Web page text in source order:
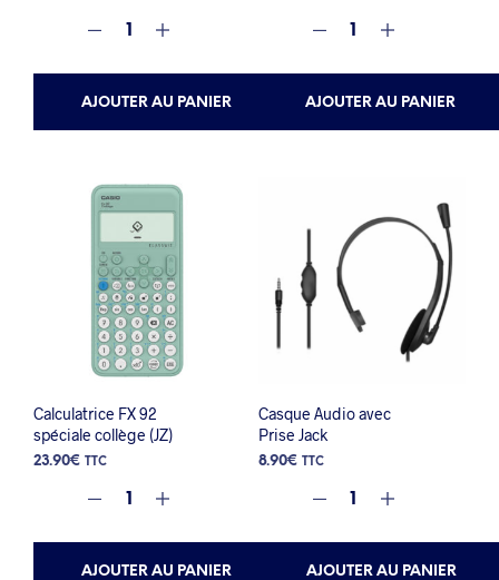
AJOUTER AU PANIER AJOUTER AU PANIER
Calculatrice FX 92
spéciale collège (JZ)
23.90€ TTC
AJOUTER AU PANIER
Casque Audio avec
Prise Jack
8.90€ TTC
AJOUTER AU PANIER